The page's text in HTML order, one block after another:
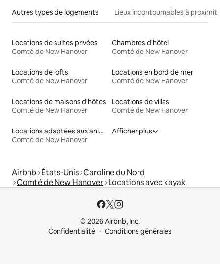
Autres types de logements Lieux incontournables à
Locations de suites privées
Comté de New Hanover
Chambres d'hôtel
Comté de New Hanover
Locations de lofts
Comté de New Hanover
Locations en bord de mer
Comté de New Hanover
Locations de maisons d'hôtes
Comté de New Hanover
Locations de villas
Comté de New Hanover
Locations adaptées aux animaux
Comté de New Hanover
Afficher plus
Airbnb États-Unis Caroline du Nord
Comté de New Hanover Locations avec kayak
© 2026 Airbnb, Inc.
Confidentialité
Conditions générales